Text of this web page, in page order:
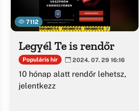
7112
Legyél Te is rendőr
Populáris hír 2024. 07. 29 16:16
10 hónap alatt rendőr lehetsz,
jelentkezz